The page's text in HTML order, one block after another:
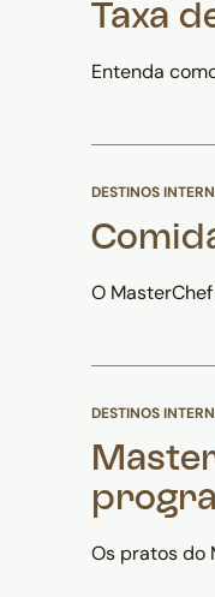
Taxa
Entenda
DESTINOS
O
DESTINOS
Os pratos do